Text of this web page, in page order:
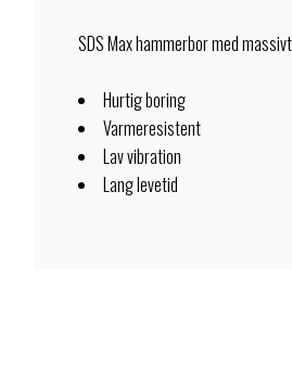
SDS Max hammerbor med
Hurtig boring
Varmeresistent
Lav vibration
Lang levetid